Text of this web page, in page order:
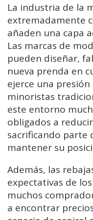
La industria de la
extremadamente
añaden una capa
Las marcas de
pueden diseñar,
nueva prenda en
ejerce una
minoristas
este entorno
obligados a
sacrificando parte
mantener su
Además, las
expectativas de
muchos
a encontrar